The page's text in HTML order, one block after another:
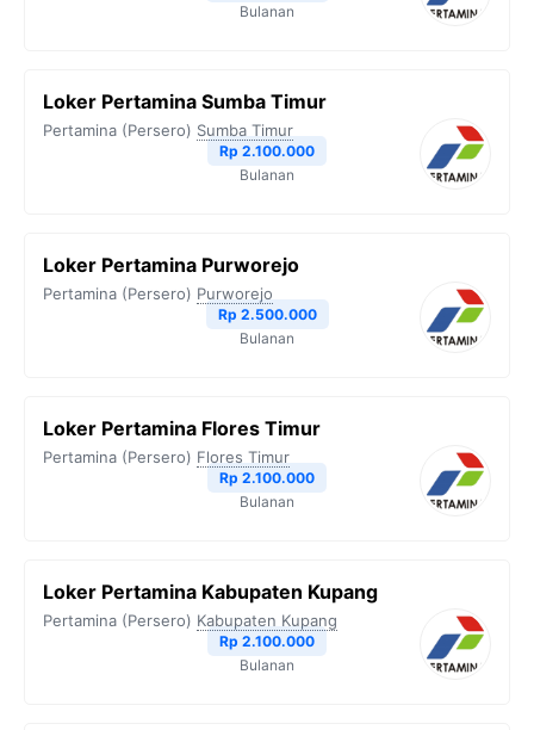
Bulanan
Loker Pertamina Sumba Timur
Pertamina (Persero) Sumba Timur
Rp 2.100.000
Bulanan
Loker Pertamina Purworejo
Pertamina (Persero) Purworejo
Rp 2.500.000
Bulanan
Loker Pertamina Flores Timur
Pertamina (Persero) Flores Timur
Rp 2.100.000
Bulanan
Loker Pertamina Kabupaten Kupang
Pertamina (Persero) Kabupaten Kupang
Rp 2.100.000
Bulanan